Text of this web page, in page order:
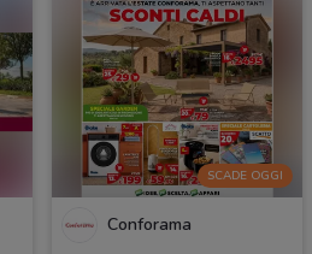
SCADE OGGI
Conforama